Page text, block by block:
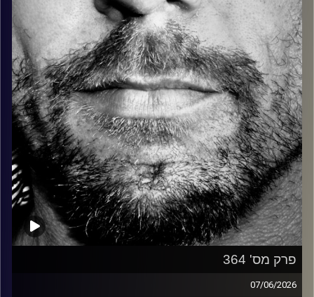
קרדיט תמונות: David Goehring
פרק מס' 364
07/06/2026